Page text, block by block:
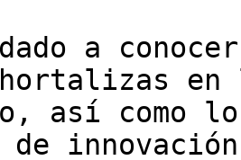
a
en
así como
de